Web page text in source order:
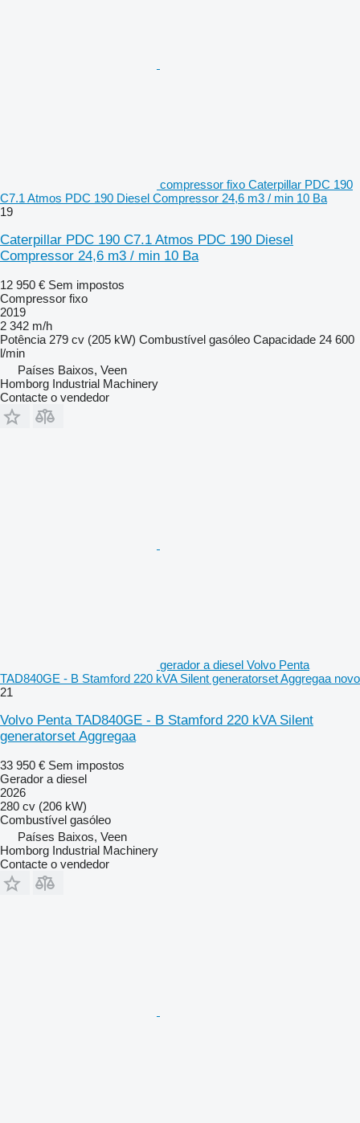
compressor fixo Caterpillar PDC 190
C7.1 Atmos PDC 190 Diesel Compressor 24,6 m3 / min 10 Ba
19
Caterpillar PDC 190 C7.1 Atmos PDC 190 Diesel
Compressor 24,6 m3 / min 10 Ba
12 950 € Sem impostos
Compressor fixo
2019
2 342 m/h
Potência 279 cv (205 kW) Combustível gasóleo Capacidade 24 600
l/min
Países Baixos, Veen
Homborg Industrial Machinery
Contacte o vendedor
gerador a diesel Volvo Penta
TAD840GE - B Stamford 220 kVA Silent generatorset Aggregaa novo
21
Volvo Penta TAD840GE - B Stamford 220 kVA Silent
generatorset Aggregaa
33 950 € Sem impostos
Gerador a diesel
2026
280 cv (206 kW)
Combustível gasóleo
Países Baixos, Veen
Homborg Industrial Machinery
Contacte o vendedor